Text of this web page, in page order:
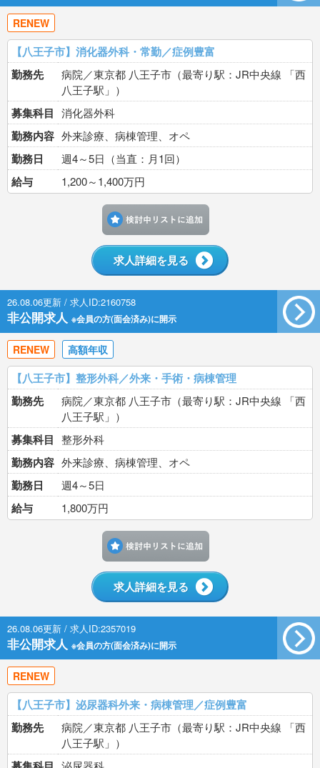
RENEW
【八王子市】消化器外科・常勤／症例豊富
勤務先
病院／東京都 八王子市（最寄り駅：JR中央線 「西
八王子駅」）
募集科目 消化器外科
勤務内容 外来診療、病棟管理、オペ
勤務日 週4～5日（当直：月1回）
給与 1,200～1,400万円
求人詳細を見る
26.08.06更新 / 求人ID:2160758
非公開求人 ※会員の方(面会済み)に開示
RENEW 高額年収
【八王子市】整形外科／外来・手術・病棟管理
勤務先
病院／東京都 八王子市（最寄り駅：JR中央線 「西
八王子駅」）
募集科目 整形外科
勤務内容 外来診療、病棟管理、オペ
勤務日 週4～5日
給与 1,800万円
求人詳細を見る
26.08.06更新 / 求人ID:2357019
非公開求人 ※会員の方(面会済み)に開示
RENEW
【八王子市】泌尿器科外来・病棟管理／症例豊富
勤務先
病院／東京都 八王子市（最寄り駅：JR中央線 「西
八王子駅」）